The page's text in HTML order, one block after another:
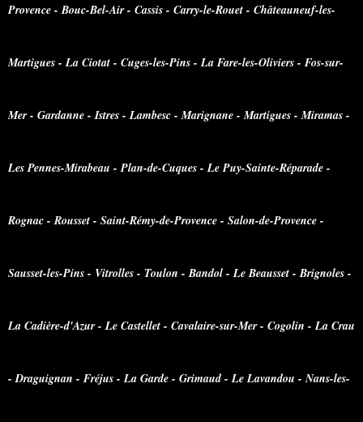
Provence - Bouc-Bel-Air - Cassis - Carry-le-Rouet - Châteauneuf-les-
Martigues - La Ciotat - Cuges-les-Pins - La Fare-les-Oliviers - Fos-sur-
Mer - Gardanne - Istres - Lambesc - Marignane - Martigues - Miramas -
Les Pennes-Mirabeau - Plan-de-Cuques - Le Puy-Sainte-Réparade -
Rognac - Rousset - Saint-Rémy-de-Provence - Salon-de-Provence -
Sausset-les-Pins - Vitrolles - Toulon - Bandol - Le Beausset - Brignoles -
La Cadière-d'Azur - Le Castellet - Cavalaire-sur-Mer - Cogolin - La Crau
- Draguignan - Fréjus - La Garde - Grimaud - Le Lavandou - Nans-les-